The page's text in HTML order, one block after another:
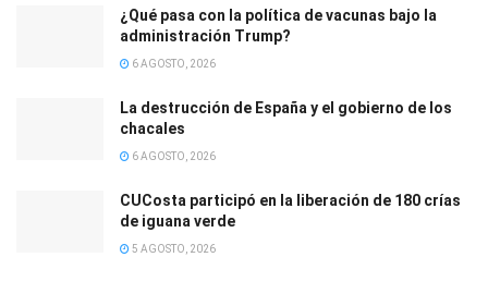
¿Qué pasa con la política de vacunas bajo la
administración Trump?
6 AGOSTO, 2026
La destrucción de España y el gobierno de los
chacales
6 AGOSTO, 2026
CUCosta participó en la liberación de 180 crías
de iguana verde
5 AGOSTO, 2026